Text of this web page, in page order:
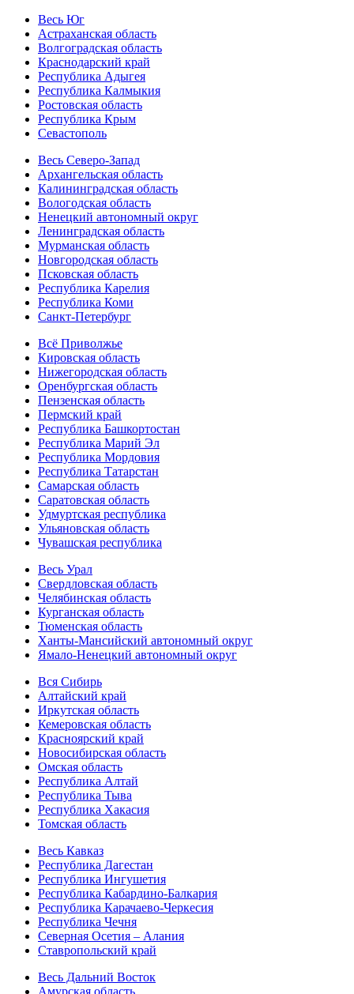
Весь Юг
Астраханская область
Волгоградская область
Краснодарский край
Республика Адыгея
Республика Калмыкия
Ростовская область
Республика Крым
Севастополь
Весь Северо-Запад
Архангельская область
Калининградская область
Вологодская область
Ненецкий автономный округ
Ленинградская область
Мурманская область
Новгородская область
Псковская область
Республика Карелия
Республика Коми
Санкт-Петербург
Всё Приволжье
Кировская область
Нижегородская область
Оренбургская область
Пензенская область
Пермский край
Республика Башкортостан
Республика Марий Эл
Республика Мордовия
Республика Татарстан
Самарская область
Саратовская область
Удмуртская республика
Ульяновская область
Чувашская республика
Весь Урал
Свердловская область
Челябинская область
Курганская область
Тюменская область
Ханты-Мансийский автономный округ
Ямало-Ненецкий автономный округ
Вся Сибирь
Алтайский край
Иркутская область
Кемеровская область
Красноярский край
Новосибирская область
Омская область
Республика Алтай
Республика Тыва
Республика Хакасия
Томская область
Весь Кавказ
Республика Дагестан
Республика Ингушетия
Республика Кабардино-Балкария
Республика Карачаево-Черкесия
Республика Чечня
Северная Осетия – Алания
Ставропольский край
Весь Дальний Восток
Амурская область